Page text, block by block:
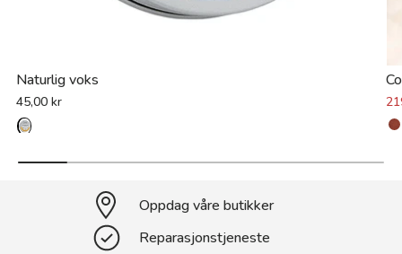
Naturlig voks
45,00 kr
Oppdag våre butikker
Reparasjonstjeneste